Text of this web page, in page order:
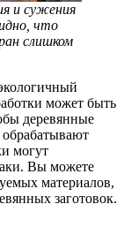
и сужения
что
слишком
может быть
деревянные
могут
Вы можете
материалов,
заготовок.